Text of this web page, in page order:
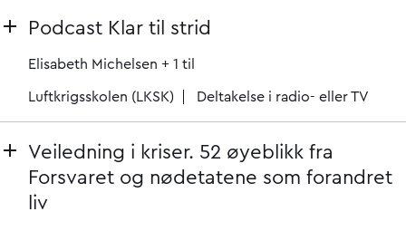
Podcast Klar til strid
Elisabeth Michelsen + 1 til
Luftkrigsskolen (LKSK) Deltakelse i radio- eller TV
Veiledning i kriser. 52 øyeblikk fra
Forsvaret og nødetatene som forandret
liv